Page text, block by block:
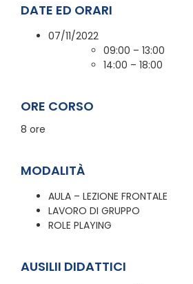
DATE ED ORARI
07/11/2022
09:00 – 13:00
14:00 – 18:00
ORE CORSO
8 ore
MODALITÀ
AULA – LEZIONE FRONTALE
LAVORO DI GRUPPO
ROLE PLAYING
AUSILII DIDATTICI